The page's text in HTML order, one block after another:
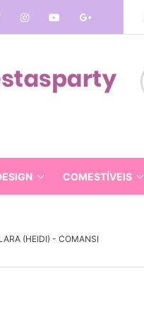
COMESTÍVEIS
(HEIDI) - COMANSI